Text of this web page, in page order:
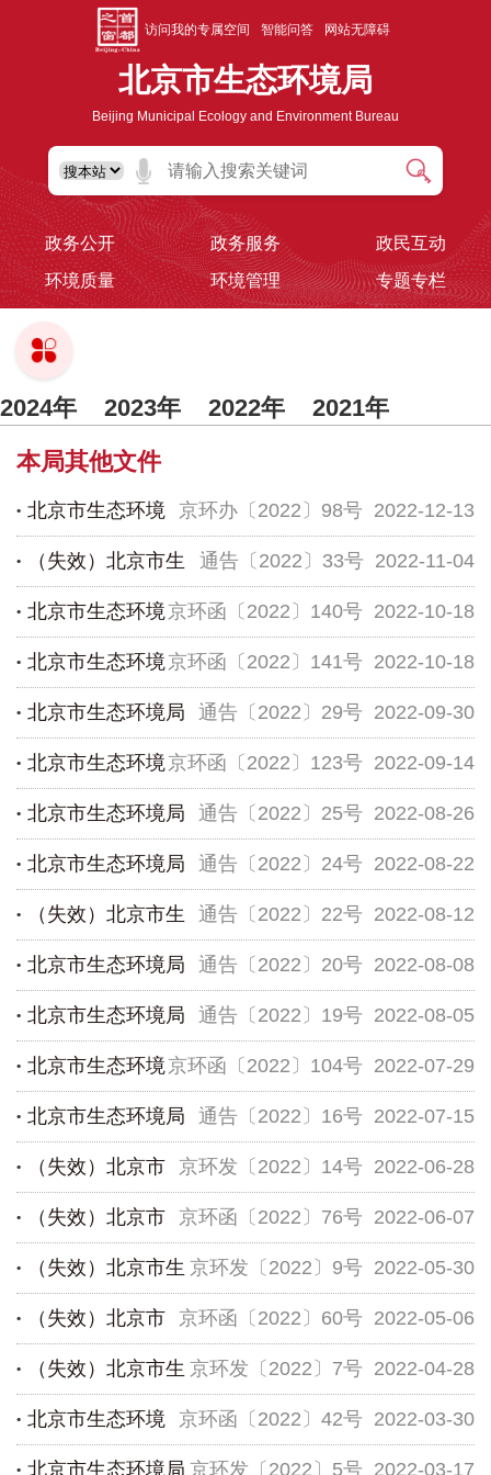
访问我的专属空间 智能问答 网站无障碍
北京市生态环境局
Beijing Municipal Ecology and Environment Bureau
政务公开 政务服务
政民互动
环境质量
环境管理 专题专栏
2024年 2023年 2022年
2021年
2016年 2015年之前
本局其他文件
2022-12-13
京环办〔2022〕98号
北京市生态环境
局办公室关于继续开展危险废物收集转运...2022-11-04
通告〔2022〕33号
（失效）北京市生
态环境局关于开展本市2021年度碳排放...2022-10-18
京环函〔2022〕140号
北京市生态环境
局关于公开征求北京市地方标准《建设项...2022-10-18
京环函〔2022〕141号
北京市生态环境
局关于公开征求北京市地方标准《二氧化...2022-09-30
通告〔2022〕29号
北京市生态环境局
关于公布2022年度本市纳入全国碳市场...2022-09-14
京环函〔2022〕123号
北京市生态环境
局 北京市统计局关于公开征求北京市地...2022-08-26
通告〔2022〕25号
北京市生态环境局
关于开展2022年第二批重点碳排放单位...2022-08-22
通告〔2022〕24号
北京市生态环境局
关于发布2022年北京市社会化环境监测...2022-08-12
通告〔2022〕22号
（失效）北京市生
态环境局关于调整2022年本市碳排放权...2022-08-08
通告〔2022〕20号
北京市生态环境局
关于发布《实施规划环境影响评价与建...2022-08-05
通告〔2022〕19号
北京市生态环境局
关于北京欧亚肿瘤医院辐射安全许可证...2022-07-29
京环函〔2022〕104号
北京市生态环境
局关于征集2022年北京市先进低碳技术试...2022-07-15
通告〔2022〕16号
北京市生态环境局
关于开展2022年第一批重点碳排放单位...2022-06-28
京环发〔2022〕14号
（失效）北京市
生态环境局关于印发 《北京市生态环境行...2022-06-07
京环函〔2022〕76号
（失效）北京市
生态环境局 北京市发展和改革委员会关...2022-05-30
京环发〔2022〕9号
（失效）北京市生
态环境局关于印发《北京市污染物排放...2022-05-06
京环函〔2022〕60号
（失效）北京市
生态环境局关于征集北京市危险废物鉴别...2022-04-28
京环发〔2022〕7号
（失效）北京市生
态环境局关于做好2022年本市重点碳排...2022-03-30
京环函〔2022〕42号
北京市生态环境
局关于公开征求北京市地方标准《射频电...2022-03-17
京环发〔2022〕5号
北京市生态环境局